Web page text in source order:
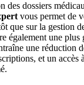
des dossiers
vous permet de
que sur la gestion
également une plus
une réduction
et un accès